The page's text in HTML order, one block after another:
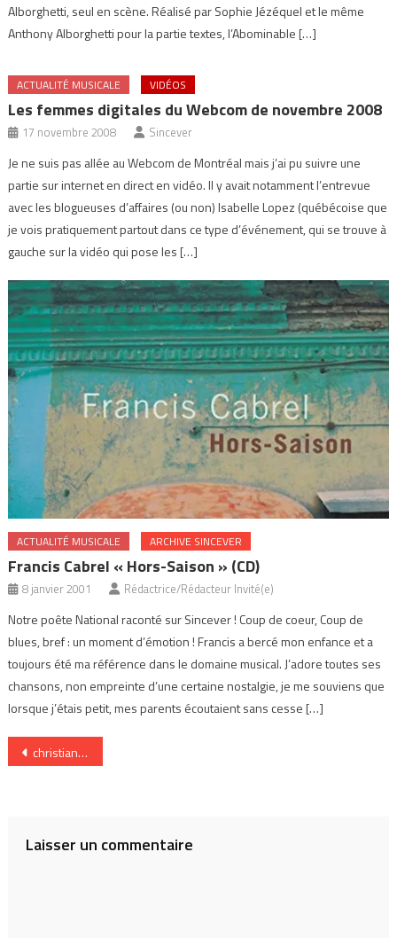
Alborghetti, seul en scène. Réalisé par Sophie Jézéquel et le même
Anthony Alborghetti pour la partie textes, l’Abominable […]
ACTUALITÉ MUSICALE VIDÉOS
Les femmes digitales du Webcom de novembre 2008
17 novembre 2008 Sincever
Je ne suis pas allée au Webcom de Montréal mais j’ai pu suivre une
partie sur internet en direct en vidéo. Il y avait notamment l’entrevue
avec les blogueuses d’affaires (ou non) Isabelle Lopez (québécoise que
je vois pratiquement partout dans ce type d’événement, qui se trouve à
gauche sur la vidéo qui pose les […]
ACTUALITÉ MUSICALE ARCHIVE SINCEVER
Francis Cabrel « Hors-Saison » (CD)
8 janvier 2001 Rédactrice/Rédacteur Invité(e)
Notre poête National raconté sur Sincever ! Coup de coeur, Coup de
blues, bref : un moment d’émotion ! Francis a bercé mon enfance et a
toujours été ma référence dans le domaine musical. J’adore toutes ses
chansons, non empreinte d’une certaine nostalgie, je me souviens que
lorsque j’étais petit, mes parents écoutaient sans cesse […]
Navigation
christians1
Laisser un commentaire